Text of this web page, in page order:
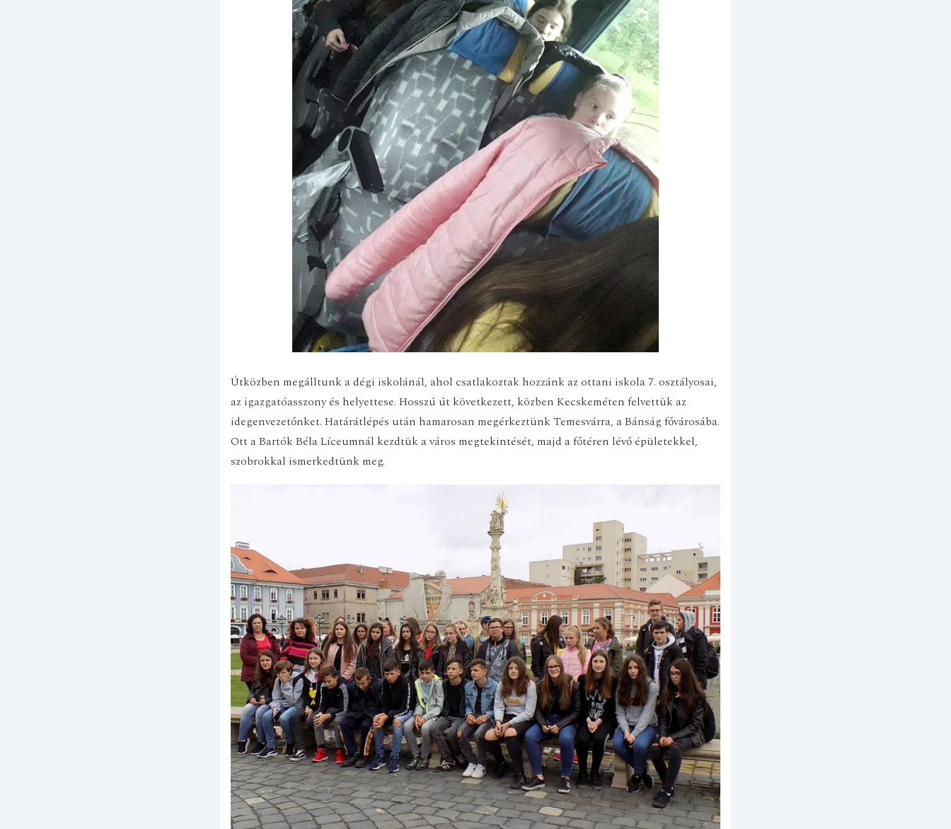
Útközben megálltunk a dégi iskolánál, ahol csatlakoztak hozzánk az ottani iskola 7. osztályosai,
az igazgatóasszony és helyettese. Hosszú út következett, közben Kecskeméten felvettük az
idegenvezetőnket. Határátlépés után hamarosan megérkeztünk Temesvárra, a Bánság fővárosába.
Ott a Bartók Béla Líceumnál kezdtük a város megtekintését, majd a főtéren lévő épületekkel,
szobrokkal ismerkedtünk meg.